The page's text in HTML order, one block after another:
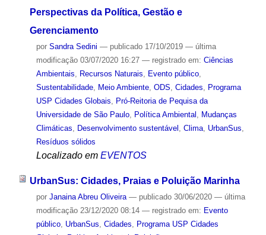
Perspectivas da Política, Gestão e
Gerenciamento
por Sandra Sedini — publicado17/10/2019 — última
modificação03/07/2020 16:27 — registrado em: Ciências
Ambientais
Recursos Naturais Evento público,
Sustentabilidade, Meio Ambiente, ODS Cidades
Programa
USP Cidades Globais
Pró-Reitoria de Pequisa da
Universidade de São Paulo, Política Ambiental
Mudanças
Climáticas
Desenvolvimento sustentável Clima, UrbanSus
Resíduos sólidos
Localizado em EVENTOS
UrbanSus: Cidades, Praias e Poluição Marinha
por Janaina Abreu Oliveira — publicado30/06/2020 — última
modificação23/12/2020 08:14 — registrado em: Evento
público, UrbanSus Cidades
Programa USP Cidades